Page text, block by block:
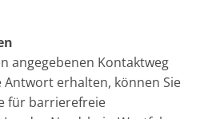
angegebenen Kontaktweg
erhalten, können Sie
für barrierefreie